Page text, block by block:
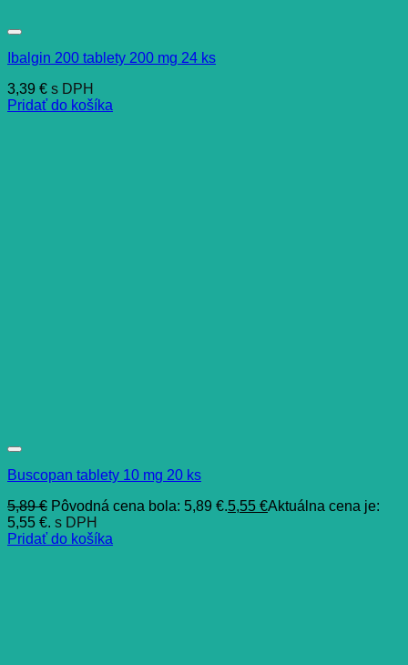
Ibalgin 200 tablety 200 mg 24 ks
3,39 € s DPH
Pridať do košíka
Buscopan tablety 10 mg 20 ks
5,89€ Pôvodná cena bola: 5,89 €.5,55 €Aktuálna cena je:
5,55 €. s DPH
Pridať do košíka